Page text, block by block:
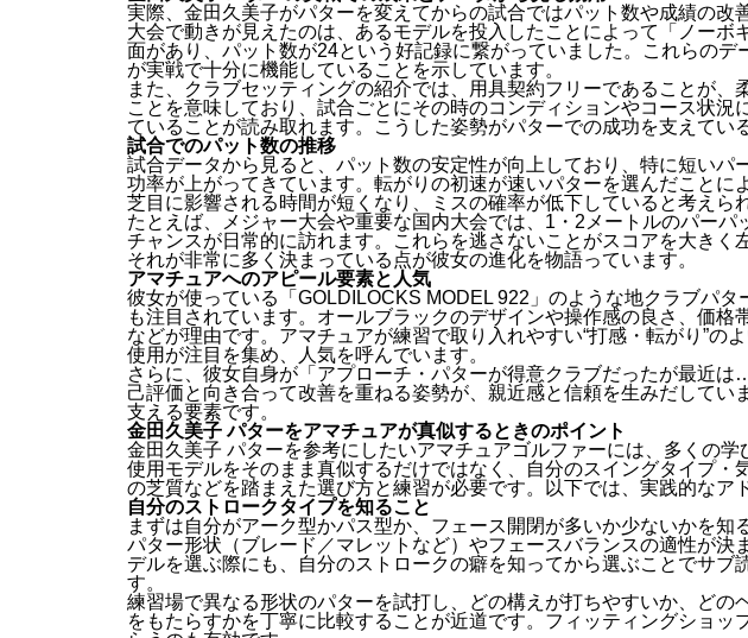
実際、金田久美子がパターを変えてからの試合ではパット数や成績の改
大会で動きが見えたのは、あるモデルを投入したことによって「ノーボ
面があり、パット数が24という好記録に繋がっていました。これらのデ
が実戦で十分に機能していることを示しています。
また、クラブセッティングの紹介では、用具契約フリーであることが、
ことを意味しており、試合ごとにその時のコンディションやコース状況
ていることが読み取れます。こうした姿勢がパターでの成功を支えてい
試合でのパット数の推移
試合データから見ると、パット数の安定性が向上しており、特に短いパ
功率が上がってきています。転がりの初速が速いパターを選んだことに
芝目に影響される時間が短くなり、ミスの確率が低下していると考えら
たとえば、メジャー大会や重要な国内大会では、1・2メートルのパーパ
チャンスが日常的に訪れます。これらを逃さないことがスコアを大きく
それが非常に多く決まっている点が彼女の進化を物語っています。
アマチュアへのアピール要素と人気
彼女が使っている「GOLDILOCKS MODEL 922」のような地クラブパタ
も注目されています。オールブラックのデザインや操作感の良さ、価格
などが理由です。アマチュアが練習で取り入れやすい“打感・転がり”の
使用が注目を集め、人気を呼んでいます。
さらに、彼女自身が「アプローチ・パターが得意クラブだったが最近
己評価と向き合って改善を重ねる姿勢が、親近感と信頼を生みだしてい
支える要素です。
金田久美子 パターをアマチュアが真似するときのポイント
金田久美子 パターを参考にしたいアマチュアゴルファーには、多くの
使用モデルをそのまま真似するだけではなく、自分のスイングタイプ・
の芝質などを踏まえた選び方と練習が必要です。以下では、実践的なア
自分のストロークタイプを知ること
まずは自分がアーク型かパス型か、フェース開閉が多いか少ないかを知
パター形状（ブレード／マレットなど）やフェースバランスの適性が決
デルを選ぶ際にも、自分のストロークの癖を知ってから選ぶことでサブ
す。
練習場で異なる形状のパターを試打し、どの構えが打ちやすいか、どの
をもたらすかを丁寧に比較することが近道です。フィッティングショッ